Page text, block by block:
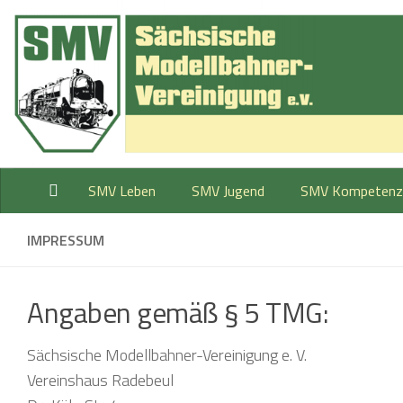
Zum Inhalt springen
SMV Leben SMV Jugend SMV Kompetenz
IMPRESSUM
Angaben gemäß § 5 TMG:
Sächsische Modellbahner-Vereinigung e. V.
Vereinshaus Radebeul